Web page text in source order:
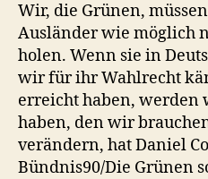
Wir, die Grünen,
Ausländer wie möglich
holen. Wenn sie in
wir für ihr Wahlrecht
erreicht haben,
haben, den wir
verändern, hat Daniel
Bündnis90/Die Grünen